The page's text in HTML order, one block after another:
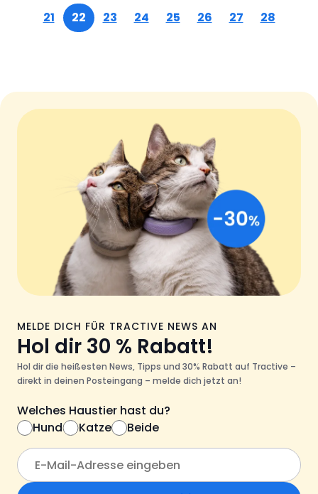
21 22 23 24 25 26 27 28
MELDE DICH FÜR TRACTIVE NEWS AN
Hol dir 30 % Rabatt!
Hol dir die heißesten News, Tipps und 30% Rabatt auf Tractive –
direkt in deinen Posteingang – melde dich jetzt an!
Welches Haustier hast du?
Hund
Katze Beide